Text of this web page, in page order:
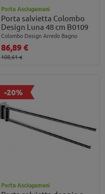
Porta Asciugamani
Porta salvietta Colombo
Design Luna 48 cm B0109
Colombo Design Arredo Bagno
86,89 €
108,61 €
-20%
Porta Asciugamani